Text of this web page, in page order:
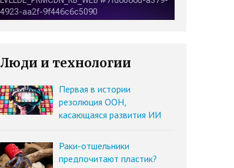
Люди и технологии
Первая в истории
резолюция ООН,
касающаяся развития ИИ
Раки-отшельники
предпочитают пластик?